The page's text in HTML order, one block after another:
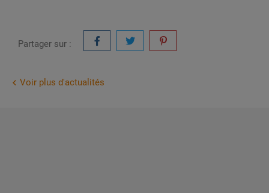
Partager sur :
 Voir plus d'actualités